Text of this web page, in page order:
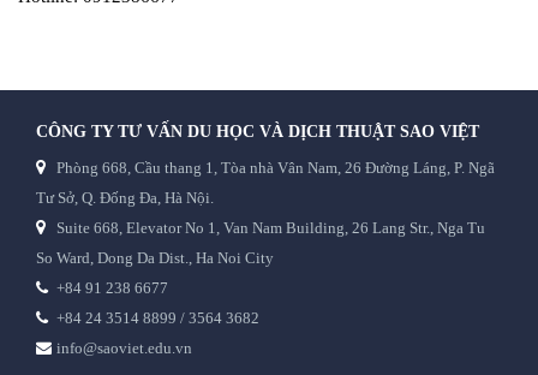
CÔNG TY TƯ VẤN DU HỌC VÀ DỊCH THUẬT SAO VIỆT
Phòng 668, Cầu thang 1, Tòa nhà Vân Nam, 26 Đường Láng, P. Ngã
Tư Sở, Q. Đống Đa, Hà Nội.
Suite 668, Elevator No 1, Van Nam Building, 26 Lang Str., Nga Tu
So Ward, Dong Da Dist., Ha Noi City
+84 91 238 6677
+84 24 3514 8899 / 3564 3682
info@saoviet.edu.vn